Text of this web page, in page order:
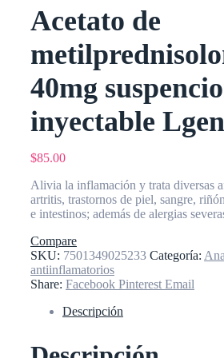
Acetato de
40mg
inyectable Lgen
$85.00
Alivia la inflamación y trata diversas
artritis, trastornos de piel, sangre,
e intestinos; además de alergias
Compare
SKU: 7501349025233 Categoría:
antiinflamatorios
Share: Facebook Pinterest Email
Descripción